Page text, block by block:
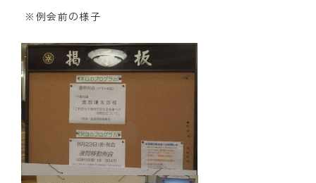
リンク集
情報公開
入会のご案内
※例会前の様子